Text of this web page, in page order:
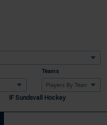
Teams
IF Sundsvall Hockey